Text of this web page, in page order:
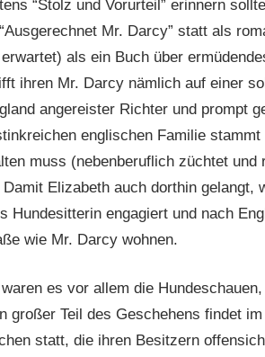
“Stolz und Vorurteil” erinnern
Mr. Darcy” statt als
als ein Buch über
ihren Mr. Darcy nämlich auf einer
angereister Richter und prompt
englischen Familie stammt
muss (nebenberuflich züchtet und
Elizabeth auch dorthin gelangt,
Hundesitterin engagiert und nach
wie Mr. Darcy wohnen.
es vor allem die
großer Teil des Geschehens findet im
statt, die ihren Besitzern